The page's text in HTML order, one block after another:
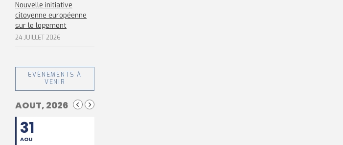
Nouvelle initiative
citoyenne européenne
sur le logement
24 JUILLET 2026
EVÈNEMENTS À
VENIR
AOUT, 2026
31
AOU